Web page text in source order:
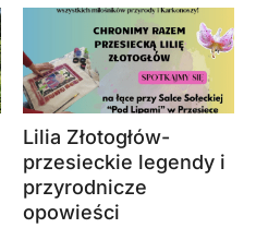
Lilia Złotogłów-
przesieckie legendy i
przyrodnicze
opowieści